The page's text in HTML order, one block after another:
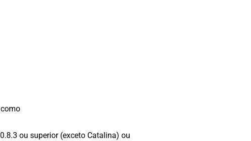
ou superior (exceto Catalina) ou